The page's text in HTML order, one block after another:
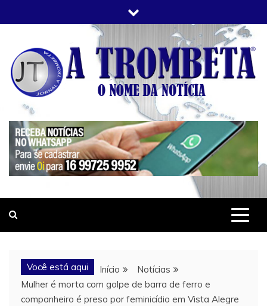
to
JORNAL A TROMBETA
O Nome da Notícia
Você está aqui Início
Notícias
Mulher é morta com golpe de barra de ferro e
companheiro é preso por feminicídio em Vista Alegre